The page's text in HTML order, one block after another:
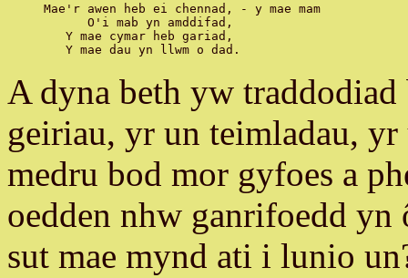
Mae'r awen heb ei chennad, - y mae mam
      O'i mab yn amddifad,
   Y mae cymar heb gariad,
A dyna beth yw
geiriau, yr un teimladau,
medru bod mor gyfoes a
oedden nhw ganrifoedd
sut mae mynd ati i lunio